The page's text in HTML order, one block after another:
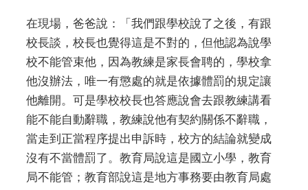
在現場，爸爸說：「我們跟學校說了之後，有跟
校長談，校長也覺得這是不對的，但他認為說學
校不能管束他，因為教練是家長會聘的，學校拿
他沒辦法，唯一有懲處的就是依據體罰的規定讓
他離開。可是學校校長也答應說會去跟教練講看
能不能自動辭職，教練說他有契約關係不辭職，
當走到正當程序提出申訴時，校方的結論就變成
沒有不當體罰了。教育局說這是國立小學，教育
局不能管；教育部說這是地方事務要由教育局處